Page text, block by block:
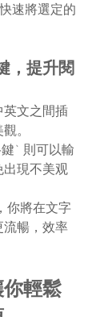
速將選定的
，提升閱
英文之間插
。
` 則可以輸
出現不美观
你將在文字
流暢，效率
輕鬆